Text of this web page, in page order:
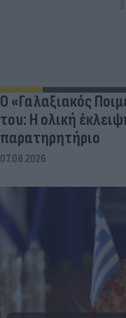
Ο «Γαλαξιακός
του: Η ολική
παρατηρητήριο
07.08.2026